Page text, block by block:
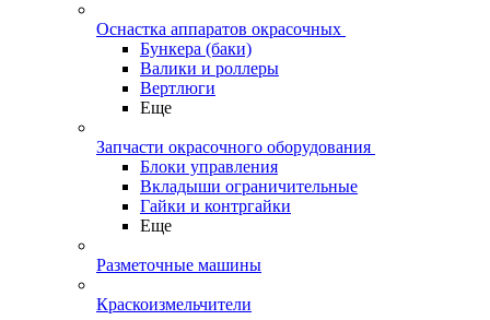
Оснастка аппаратов окрасочных
Бункера (баки)
Валики и роллеры
Вертлюги
Еще
Запчасти окрасочного оборудования
Блоки управления
Вкладыши ограничительные
Гайки и контргайки
Еще
Разметочные машины
Краскоизмельчители